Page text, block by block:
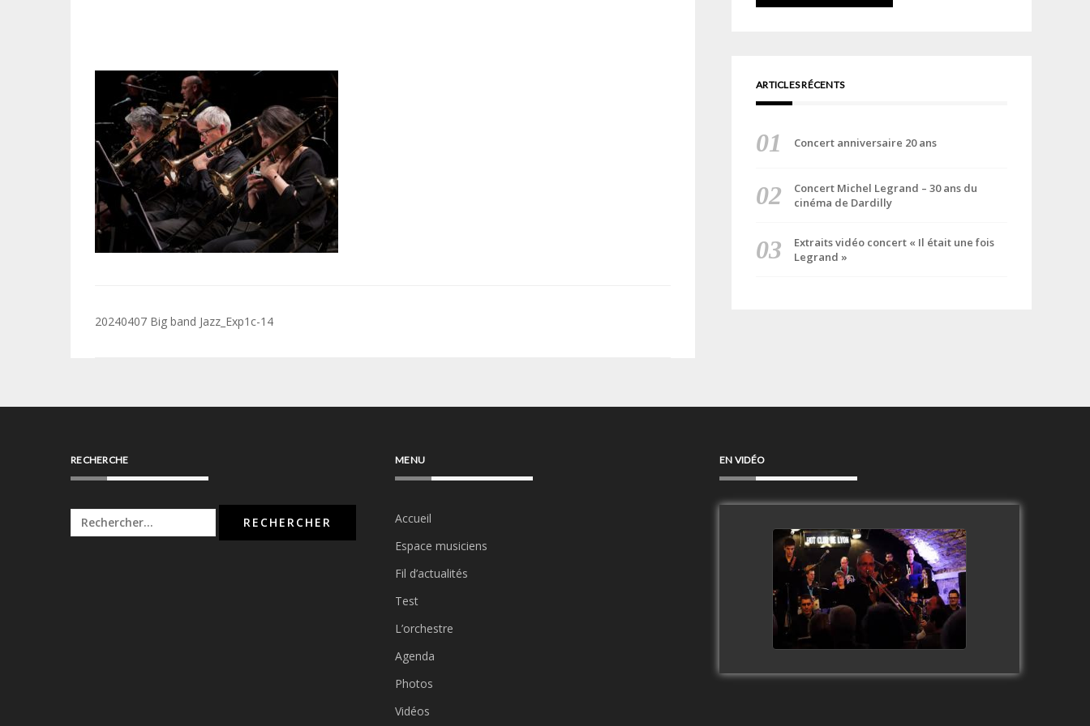
Navigation
20240407 Big band Jazz_Exp1c-14
ARTICLES RÉCENTS
Concert anniversaire 20 ans
Concert Michel Legrand – 30 ans du
cinéma de Dardilly
Extraits vidéo concert « Il était une fois
Legrand »
RECHERCHE
Rechercher :
MENU
Accueil
Espace musiciens
Fil d’actualités
Test
L’orchestre
Agenda
Photos
Vidéos
EN VIDÉO
Clip Only Big Band 2019
watch video